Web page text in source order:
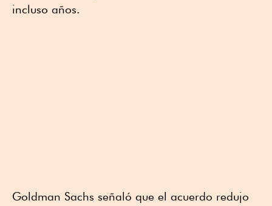
incluso años.
Goldman Sachs señaló que el acuerdo redujo